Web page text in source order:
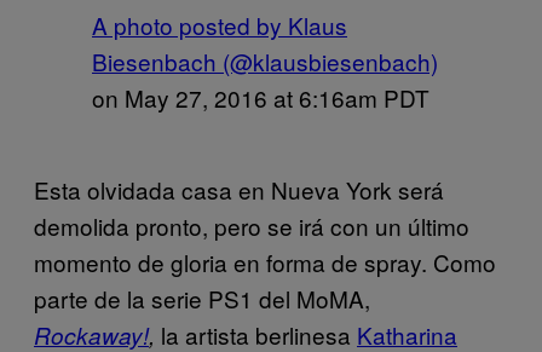
A photo posted by Klaus
Biesenbach (@klausbiesenbach)
on May 27, 2016 at 6:16am PDT
Esta olvidada casa en Nueva York será
demolida pronto, pero se irá con un último
momento de gloria en forma de spray. Como
parte de la serie PS1 del MoMA,
Rockaway!, la artista berlinesa Katharina